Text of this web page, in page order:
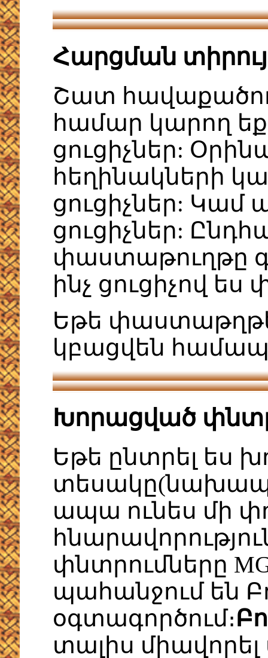
Հարցման
Շատ
համար կարող
ցուցիչներ:
հեղինակների
ցուցիչներ:
ցուցիչներ:
փաստաթուղթը
ինչ ցուցիչով ես
Եթե
կբացվեն
Խորացված
Եթե ընտրել ես
ապա ունես մի
փնտրումները
պահանջում են
օգտագործում։
տալիս